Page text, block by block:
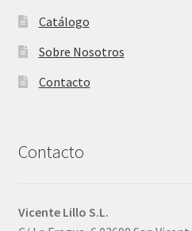
Catálogo
Sobre Nosotros
Contacto
Contacto
Vicente Lillo S.L.